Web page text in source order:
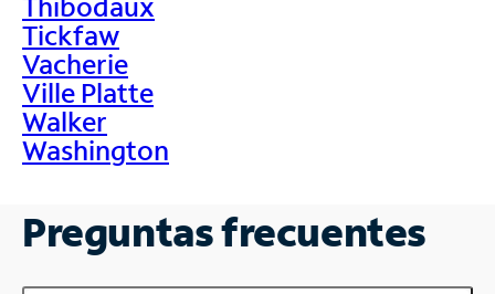
Tickfaw
Vacherie
Ville Platte
Walker
Washington
Preguntas frecuentes